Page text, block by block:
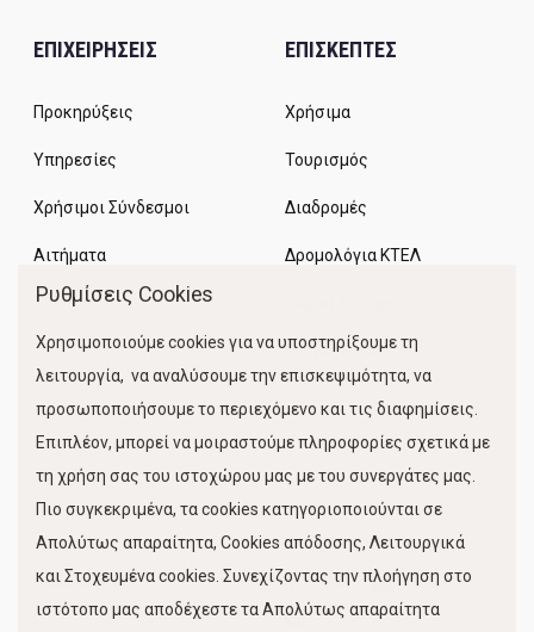
ΕΠΙΧΕΙΡΗΣΕΙΣ
Προκηρύξεις
Υπηρεσίες
Χρήσιμοι Σύνδεσμοι
Αιτήματα
ΕΠΙΣΚΕΠΤΕΣ
Χρήσιμα
Τουρισμός
Διαδρομές
Δρομολόγια ΚΤΕΛ
Κίνηση Λιμένος
FOLLOW US
Ρυθμίσεις Cookies
Χρησιμοποιούμε cookies για να υποστηρίξουμε τη
λειτουργία, να αναλύσουμε την επισκεψιμότητα, να
προσωποποιήσουμε το περιεχόμενο και τις διαφημίσεις.
Επιπλέον, μπορεί να μοιραστούμε πληροφορίες σχετικά με
τη χρήση σας του ιστοχώρου μας με του συνεργάτες μας.
Πιο συγκεκριμένα, τα cookies κατηγοριοποιούνται σε
Απολύτως απαραίτητα, Cookies απόδοσης, Λειτουργικά
και Στοχευμένα cookies. Συνεχίζοντας την πλοήγηση στο
ιστότοπο μας αποδέχεστε τα Απολύτως απαραίτητα